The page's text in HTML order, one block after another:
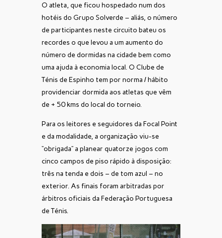
O atleta, que ficou hospedado num dos
hotéis do Grupo Solverde – aliás, o número
de participantes neste circuito bateu os
recordes o que levou a um aumento do
número de dormidas na cidade bem como
uma ajuda à economia local. O Clube de
Ténis de Espinho tem por norma / hábito
providenciar dormida aos atletas que vêm
de + 50 kms do local do torneio.
Para os leitores e seguidores da Focal Point
e da modalidade, a organização viu-se
“obrigada” a planear quatorze jogos com
cinco campos de piso rápido à disposição:
três na tenda e dois – de tom azul – no
exterior. As finais foram arbitradas por
árbitros oficiais da Federação Portuguesa
de Ténis.